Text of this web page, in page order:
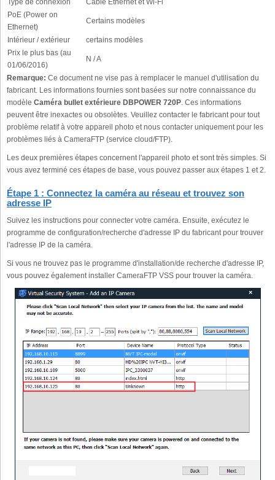
Type de connexion
Câble Ethernet et Wi-Fi
PoE (Power on
Ethernet)
Certains modèles
Intérieur / extérieur
certains modèles
Prix le plus bas (au
01/06/2016)
N / A
Remarque: Ce document ne vise pas à remplacer le manuel d'utilisation du
fabricant. Les informations fournies sont basées sur notre connaissance du
modèle Caméra bullet extérieure DBPOWER 720P. Ces informations
peuvent être inexactes ou obsolètes. Veuillez contacter le fabricant pour tout
problème relatif à votre appareil photo et nous contacter uniquement pour les
problèmes liés à CameraFTP (service cloud/FTP).
Les deux premières étapes concernent l'appareil photo et sont très simples. Si
vous avez terminé ces étapes de base, vous pouvez passer aux étapes 1 et 2.
Étape 1 : Connectez la caméra au réseau et trouvez son
adresse IP
Suivez les instructions pour connecter votre caméra. Ensuite, exécutez le
programme de configuration/recherche d'adresse IP du fabricant pour trouver
l'adresse IP de la caméra.
Si vous ne trouvez pas le programme d'installation/de recherche d'adresse IP,
vous pouvez également installer CameraFTP VSS pour trouver la caméra.